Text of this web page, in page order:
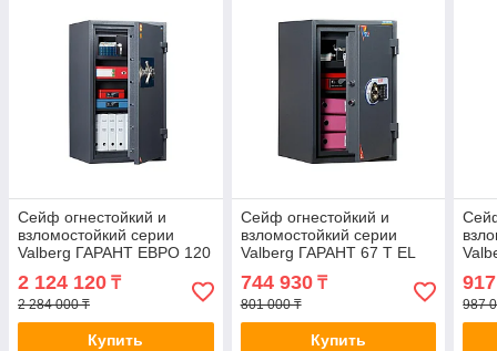
Сейф огнестойкий и
взломостойкий серии
Valberg ГАРАНТ ЕВРО 120
2 124 120 ₸
2 284 000 ₸
Купить
Сейф огнестойкий и
взломостойкий серии
Valberg ГАРАНТ 67 T EL
744 930₸
801 000 ₸
Купить
987